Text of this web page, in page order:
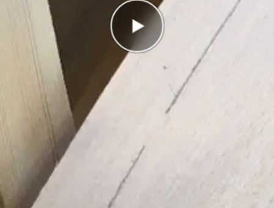
Antal rätt 0/11
Poäng
I highscorelistan hamnade du på plats1